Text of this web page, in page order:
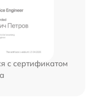
с сертификатом